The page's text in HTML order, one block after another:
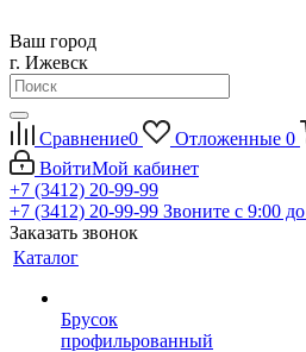
Ваш город
г. Ижевск
Сравнение0 Отложенные 0
ВойтиМой кабинет
+7 (3412) 20-99-99
+7 (3412) 20-99-99 Звоните с 9:00
Заказать звонок
Каталог
Брусок
профильрованный